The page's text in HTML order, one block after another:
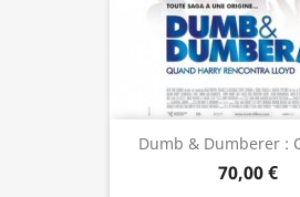
Dumb & Dumberer :
70,00 €